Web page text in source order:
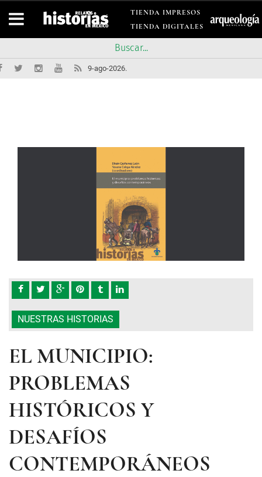
TIENDA IMPRESOS
TIENDA DIGITALES
9-ago-2026.
NUESTRAS HISTORIAS
EL MUNICIPIO:
PROBLEMAS
HISTÓRICOS Y
DESAFÍOS
CONTEMPORÁNEOS